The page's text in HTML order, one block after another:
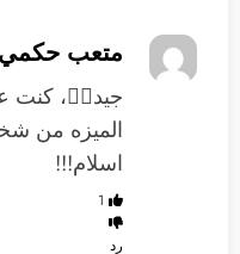
متعب حكمي
جيد👍🏻،
الميزه من
اسلام!!!
1
رد